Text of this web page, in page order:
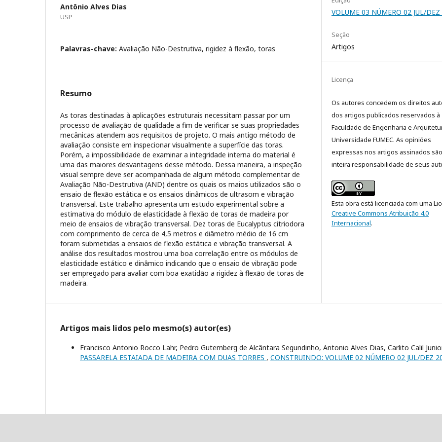
Antônio Alves Dias
USP
Palavras-chave: Avaliação Não-Destrutiva, rigidez à flexão, toras
Resumo
As toras destinadas à aplicações estruturais necessitam passar por um
processo de avaliação de qualidade a fim de verificar se suas propriedades
mecânicas atendem aos requisitos de projeto. O mais antigo método de
avaliação consiste em inspecionar visualmente a superfície das toras.
Porém, a impossibilidade de examinar a integridade interna do material é
uma das maiores desvantagens desse método. Dessa maneira, a inspeção
visual sempre deve ser acompanhada de algum método complementar de
Avaliação Não-Destrutiva (AND) dentre os quais os maios utilizados são o
ensaio de flexão estática e os ensaios dinâmicos de ultrasom e vibração
transversal. Este trabalho apresenta um estudo experimental sobre a
estimativa do módulo de elasticidade à flexão de toras de madeira por
meio de ensaios de vibração transversal. Dez toras de Eucalyptus citriodora
com comprimento de cerca de 4,5 metros e diâmetro médio de 16 cm
foram submetidas a ensaios de flexão estática e vibração transversal. A
análise dos resultados mostrou uma boa correlação entre os módulos de
elasticidade estático e dinâmico indicando que o ensaio de vibração pode
ser empregado para avaliar com boa exatidão a rigidez à flexão de toras de
madeira.
VOLUME 03 NÚMERO 02 JUL/DEZ
Seção
Artigos
Licença
Os autores concedem os direitos
dos artigos publicados reservados à
Faculdade de Engenharia e
Universidade FUMEC. As opiniões
expressas nos artigos assinados
inteira responsabilidade de seus
Esta obra está licenciada com uma
Creative Commons Atribuição 4.0
Internacional.
Artigos mais lidos pelo mesmo(s) autor(es)
Francisco Antonio Rocco Lahr, Pedro Gutemberg de Alcântara Segundinho, Antonio Alves Dias, Carlito Calil
PASSARELA ESTAIADA DE MADEIRA COM DUAS TORRES , CONSTRUINDO: VOLUME 02 NÚMERO 02 JUL/DEZ